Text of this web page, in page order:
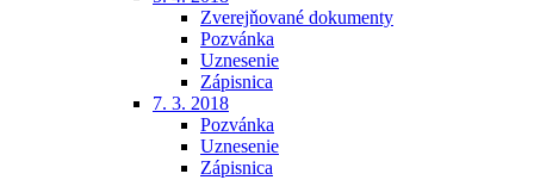
Zverejňované dokumenty
Pozvánka
Uznesenie
Zápisnica
7. 3. 2018
Pozvánka
Uznesenie
Zápisnica